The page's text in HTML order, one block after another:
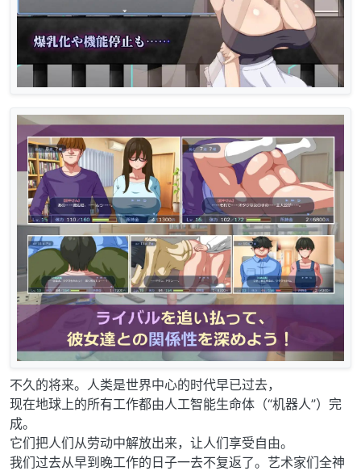
不久的将来。人类是世界中心的时代早已过去，
现在地球上的所有工作都由人工智能生命体（“机器人”）完
成。
它们把人们从劳动中解放出来，让人们享受自由。
我们过去从早到晚工作的日子一去不复返了。艺术家们全神